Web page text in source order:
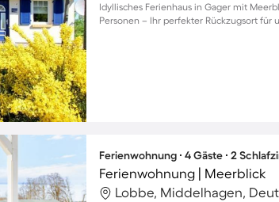
Idyllisches Ferienhaus in Gager mit
Personen – Ihr perfekter Rückzugsort für
Ferienwohnung ∙ 4 Gäste ∙ 2
Ferienwohnung | Meerblick
Lobbe, Middelhagen,